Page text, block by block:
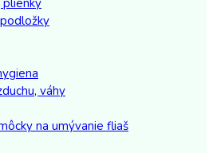
váhy
na umývanie fliaš